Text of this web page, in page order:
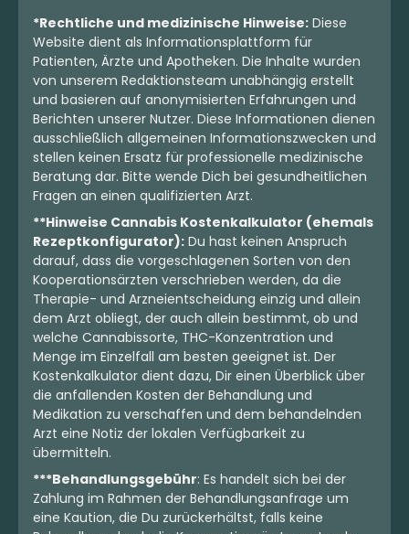
*Rechtliche und medizinische Hinweise: Diese
Website dient als Informationsplattform für
Patienten, Ärzte und Apotheken. Die Inhalte wurden
von unserem Redaktionsteam unabhängig erstellt
und basieren auf anonymisierten Erfahrungen und
Berichten unserer Nutzer. Diese Informationen dienen
ausschließlich allgemeinen Informationszwecken und
stellen keinen Ersatz für professionelle medizinische
Beratung dar. Bitte wende Dich bei gesundheitlichen
Fragen an einen qualifizierten Arzt.
**Hinweise Cannabis Kostenkalkulator (ehemals
Rezeptkonfigurator): Du hast keinen Anspruch
darauf, dass die vorgeschlagenen Sorten von den
Kooperationsärzten verschrieben werden, da die
Therapie- und Arzneientscheidung einzig und allein
dem Arzt obliegt, der auch allein bestimmt, ob und
welche Cannabissorte, THC-Konzentration und
Menge im Einzelfall am besten geeignet ist. Der
Kostenkalkulator dient dazu, Dir einen Überblick über
die anfallenden Kosten der Behandlung und
Medikation zu verschaffen und dem behandelnden
Arzt eine Notiz der lokalen Verfügbarkeit zu
übermitteln.
***Behandlungsgebühr: Es handelt sich bei der
Zahlung im Rahmen der Behandlungsanfrage um
eine Kaution, die Du zurückerhältst, falls keine